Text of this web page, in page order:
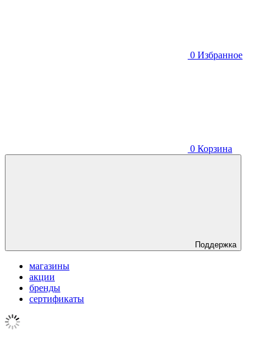
0 Избранное
0 Корзина
Поддержка
магазины
акции
бренды
сертификаты